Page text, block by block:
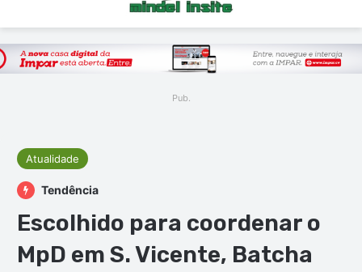
Pub.
Atualidade
Tendência
Escolhido para coordenar o
MpD em S. Vicente, Batcha